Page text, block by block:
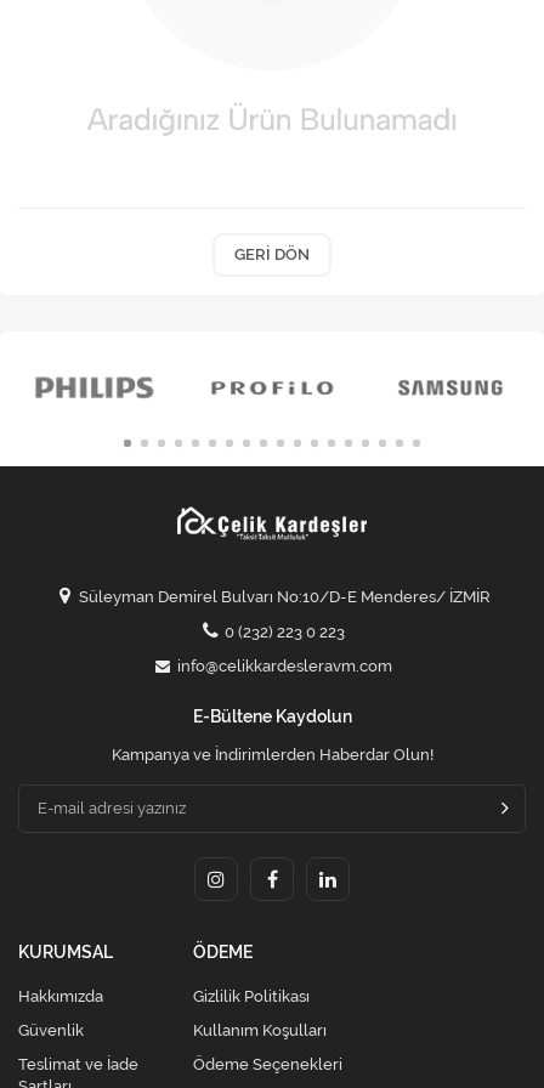
Ev Tekstili
GERI DÖN
Süleyman Demirel Bulvarı No:10/D-E Menderes/ İZMİR
0 (232) 223 0 223
info@celikkardesleravm.com
E-Bültene Kaydolun
Kampanya ve İndirimlerden Haberdar Olun!
KURUMSAL
Hakkımızda
Güvenlik
Teslimat ve İade
ÖDEME
Gizlilik Politikası
Kullanım Koşulları
Ödeme Seçenekleri